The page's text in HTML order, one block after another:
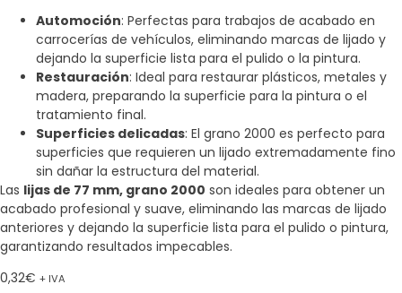
Automoción: Perfectas para trabajos de acabado en
carrocerías de vehículos, eliminando marcas de lijado y
dejando la superficie lista para el pulido o la pintura.
Restauración: Ideal para restaurar plásticos, metales y
madera, preparando la superficie para la pintura o el
tratamiento final.
Superficies delicadas: El grano 2000 es perfecto para
superficies que requieren un lijado extremadamente fino
sin dañar la estructura del material.
Las lijas de 77 mm, grano 2000 son ideales para obtener un
acabado profesional y suave, eliminando las marcas de lijado
anteriores y dejando la superficie lista para el pulido o pintura,
garantizando resultados impecables.
0,32€ + IVA